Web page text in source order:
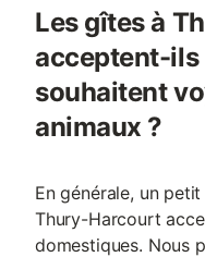
Les gîtes à
acceptent-ils
souhaitent
animaux ?
En générale, un
Thury-Harcourt
domestiques. Nous